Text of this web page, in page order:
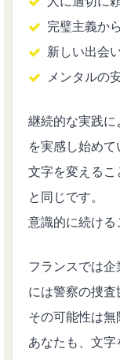
完璧主義か
新しい出会
メンタルの
継続的な実践
を実感し始めて
文字を変えるこ
と同じです。
意識的に続ける
フランスでは
には警察の捜査
その可能性は無
あなたも、文